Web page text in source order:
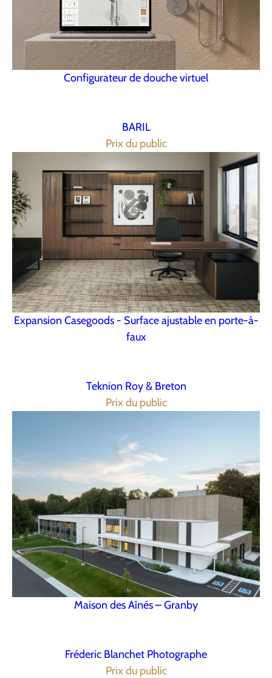
Configurateur de douche virtuel
BARIL
Prix du public
Expansion Casegoods - Surface ajustable en porte-à-
faux
Teknion Roy & Breton
Prix du public
Maison des Aînés – Granby
Fréderic Blanchet Photographe
Prix du public